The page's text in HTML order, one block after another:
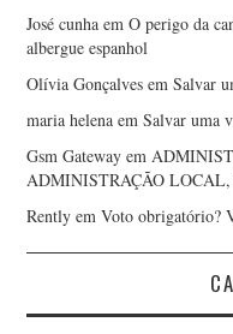
José cunha emO perigo da
albergue espanhol
Olívia Gonçalves emSalvar
maria helena emSalvar uma
Gsm Gateway em
ADMINISTRAÇÃO LOCAL,
Rently emVoto obrigatório?